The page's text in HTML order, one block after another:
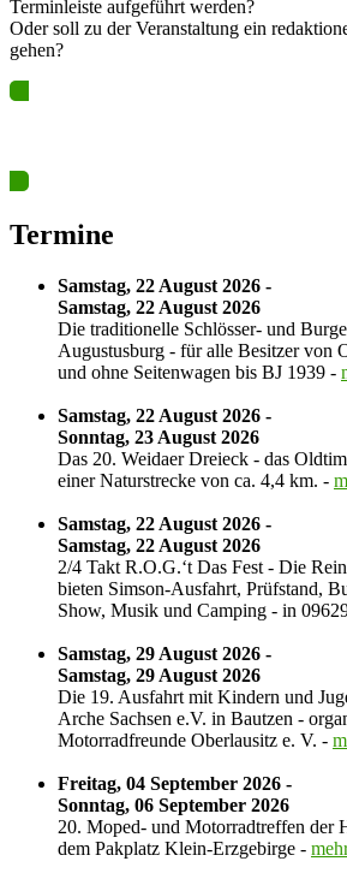
Terminleiste aufgeführt werden?
Oder soll zu der Veranstaltung ein
gehen?
Termine
Samstag, 22 August 2026 -
Samstag, 22 August 2026
Die traditionelle Schlösser- und
Augustusburg - für alle Besitzer von
und ohne Seitenwagen bis BJ 1939 -
Samstag, 22 August 2026 -
Sonntag, 23 August 2026
Das 20. Weidaer Dreieck - das
einer Naturstrecke von ca. 4,4 km. -
Samstag, 22 August 2026 -
Samstag, 22 August 2026
2/4 Takt R.O.G.‘t Das Fest - Die
bieten Simson-Ausfahrt, Prüfstand,
Show, Musik und Camping - in
Samstag, 29 August 2026 -
Samstag, 29 August 2026
Die 19. Ausfahrt mit Kindern und
Arche Sachsen e.V. in Bautzen -
Motorradfreunde Oberlausitz e. V. -
Freitag, 04 September 2026 -
Sonntag, 06 September 2026
20. Moped- und Motorradtreffen der
dem Pakplatz Klein-Erzgebirge -